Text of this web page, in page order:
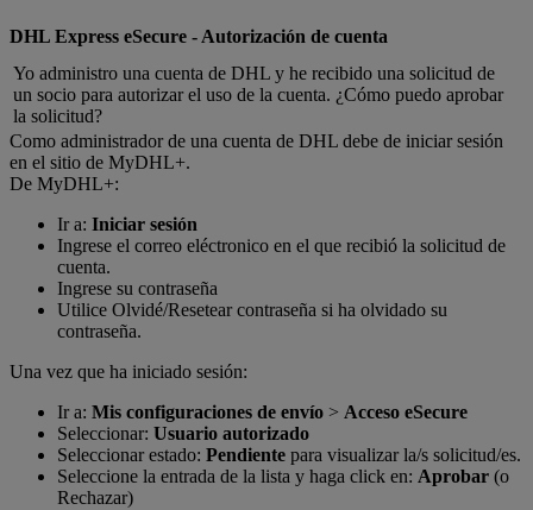
DHL Express eSecure - Autorización de cuenta
Yo administro una cuenta de DHL y he recibido una solicitud de
un socio para autorizar el uso de la cuenta. ¿Cómo puedo aprobar
la solicitud?
Como administrador de una cuenta de DHL debe de iniciar sesión
en el sitio de MyDHL+.
De MyDHL+:
Ir a: Iniciar sesión
Ingrese el correo eléctronico en el que recibió la solicitud de
cuenta.
Ingrese su contraseña
Utilice Olvidé/Resetear contraseña si ha olvidado su
contraseña.
Una vez que ha iniciado sesión:
Ir a: Mis configuraciones de envío > Acceso eSecure
Seleccionar: Usuario autorizado
Seleccionar estado: Pendiente para visualizar la/s solicitud/es.
Seleccione la entrada de la lista y haga click en: Aprobar (o
Rechazar)